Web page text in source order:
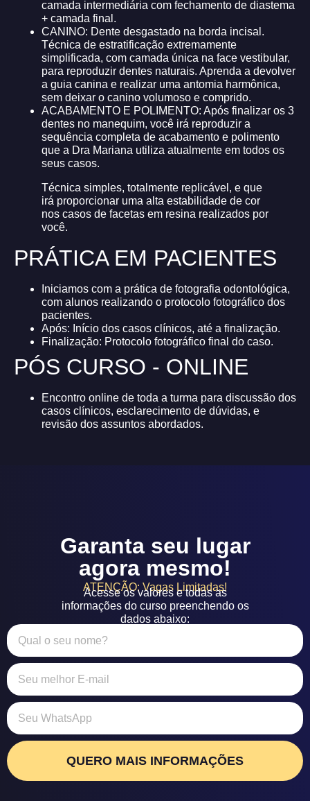
camada intermediária com fechamento de diastema
+ camada final.
CANINO: Dente desgastado na borda incisal.
Técnica de estratificação extremamente
simplificada, com camada única na face vestibular,
para reproduzir dentes naturais. Aprenda a devolver
a guia canina e realizar uma antomia harmônica,
sem deixar o canino volumoso e comprido.
ACABAMENTO E POLIMENTO: Após finalizar os 3
dentes no manequim, você irá reproduzir a
sequência completa de acabamento e polimento
que a Dra Mariana utiliza atualmente em todos os
seus casos.
Técnica simples, totalmente replicável, e que
irá proporcionar uma alta estabilidade de cor
nos casos de facetas em resina realizados por
você.
PRÁTICA EM PACIENTES
Iniciamos com a prática de fotografia odontológica,
com alunos realizando o protocolo fotográfico dos
pacientes.
Após: Início dos casos clínicos, até a finalização.
Finalização: Protocolo fotográfico final do caso.
PÓS CURSO - ONLINE
Encontro online de toda a turma para discussão dos
casos clínicos, esclarecimento de dúvidas, e
revisão dos assuntos abordados.
Garanta seu lugar
agora mesmo!
ATENÇÃO: Vagas Limitadas!
Acesse os valores e todas as
informações do curso preenchendo os
dados abaixo:
QUERO MAIS INFORMAÇÕES